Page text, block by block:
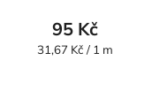
95 Kč
Měrná
31,67 Kč / 1 m